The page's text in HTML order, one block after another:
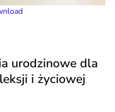
urodzinowe dla
i życiowej